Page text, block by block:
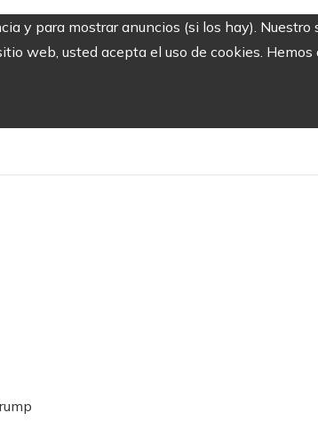
y para mostrar anuncios (si los hay).
web, usted acepta el uso de cookies.